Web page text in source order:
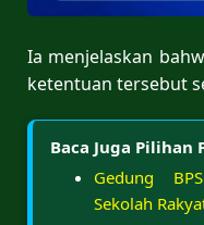
Ia menjelaskan
ketentuan tersebut
Baca Juga Pilihan
Gedung
Sekolah